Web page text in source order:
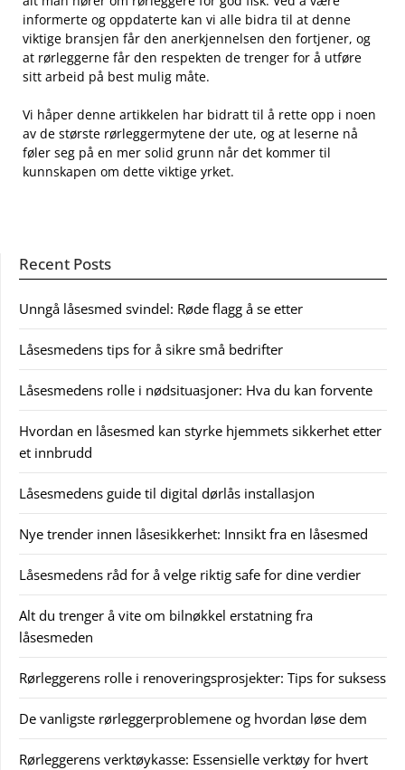
informerte og oppdaterte kan vi alle bidra til ⁢at denne
⁤viktige bransjen får den ‌anerkjennelsen ⁢den fortjener, og
⁢at ​rørleggerne får ⁣den ⁤respekten de trenger for⁤ å utføre​
sitt arbeid på best mulig ​måte.
Vi håper ⁣denne artikkelen har bidratt⁤ til å⁤ rette ⁢opp i ⁢noen
⁤av de største ⁤rørleggermytene der ute, og at leserne nå
føler⁤ seg⁣ på ⁣en mer solid ‍grunn ⁤når​ det kommer‍ til
kunnskapen om dette viktige yrket.
Recent Posts
Unngå låsesmed svindel: Røde flagg å se etter
Låsesmedens tips for å sikre små bedrifter
Låsesmedens rolle i nødsituasjoner: Hva du kan forvente
Hvordan en låsesmed kan styrke hjemmets sikkerhet etter
et innbrudd
Låsesmedens guide til digital dørlås installasjon
Nye trender innen låsesikkerhet: Innsikt fra en låsesmed
Låsesmedens råd for å velge riktig safe for dine verdier
Alt du trenger å vite om bilnøkkel erstatning fra
låsesmeden
Rørleggerens rolle i renoveringsprosjekter: Tips for suksess
De vanligste rørleggerproblemene og hvordan løse dem
Rørleggerens verktøykasse: Essensielle verktøy for hvert